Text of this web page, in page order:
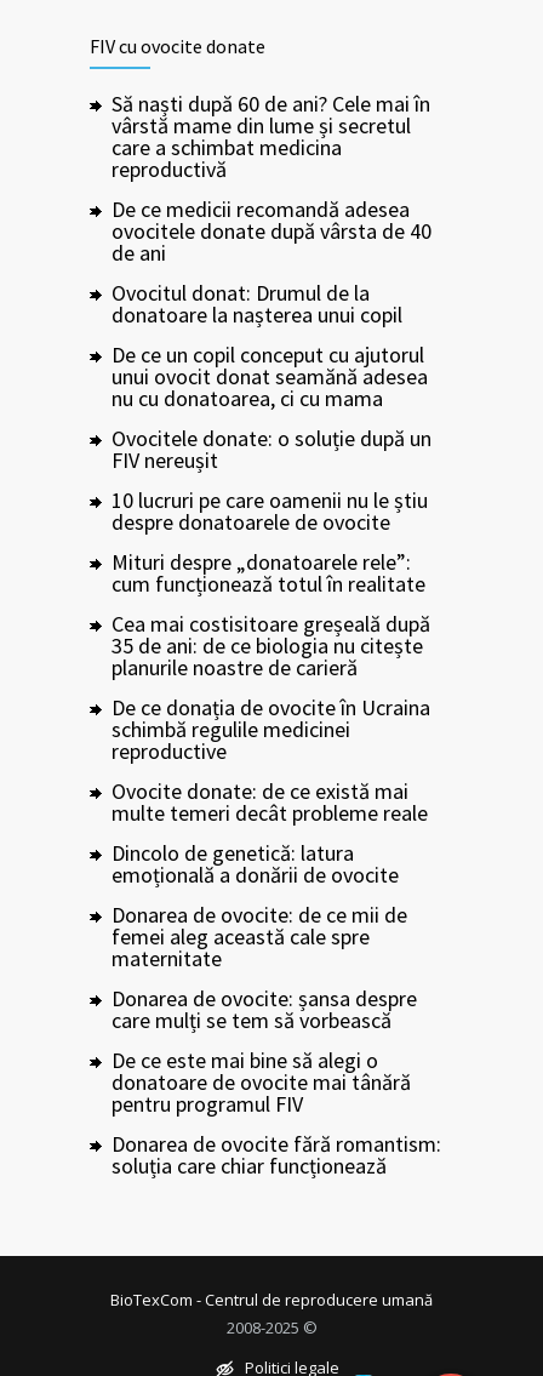
FIV cu ovocite donate
Să naști după 60 de ani? Cele mai în
vârstă mame din lume și secretul
care a schimbat medicina
reproductivă
De ce medicii recomandă adesea
ovocitele donate după vârsta de 40
de ani
Ovocitul donat: Drumul de la
donatoare la nașterea unui copil
De ce un copil conceput cu ajutorul
unui ovocit donat seamănă adesea
nu cu donatoarea, ci cu mama
Ovocitele donate: o soluție după un
FIV nereușit
10 lucruri pe care oamenii nu le știu
despre donatoarele de ovocite
Mituri despre „donatoarele rele”:
cum funcționează totul în realitate
Cea mai costisitoare greșeală după
35 de ani: de ce biologia nu citește
planurile noastre de carieră
De ce donația de ovocite în Ucraina
schimbă regulile medicinei
reproductive
Ovocite donate: de ce există mai
multe temeri decât probleme reale
Dincolo de genetică: latura
emoțională a donării de ovocite
Donarea de ovocite: de ce mii de
femei aleg această cale spre
maternitate
Donarea de ovocite: șansa despre
care mulți se tem să vorbească
De ce este mai bine să alegi o
donatoare de ovocite mai tânără
pentru programul FIV
Donarea de ovocite fără romantism:
soluția care chiar funcționează
2008-2025 ©
BioTexCom - Centrul de reproducere umană
Politici legale